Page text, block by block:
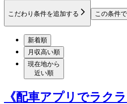
こだわり条件を追加する この条件
新着順
月収高い順
現在地から
近い順
《配車アプリでラク